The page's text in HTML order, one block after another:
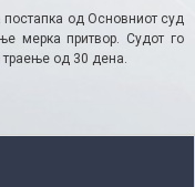
постапка од Основниот суд
мерка притвор. Судот го
траење од 30 дена.